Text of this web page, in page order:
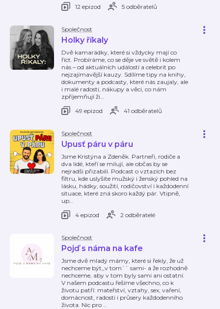
12 epizod
5 odběratelů
Společnost
Holky říkaly
Dvě kamarádky, které si vždycky mají co
říct. Probíráme, co se děje ve světě i kolem
nás – od aktuálních událostí a celebrit po
nejzajímavější kauzy. Sdílíme tipy na knihy,
dokumenty a podcasty, které nás zaujaly, ale
i malé radosti, nákupy a věci, co nám
zpříjemňují ži…
49 epizod
41 odběratelů
Společnost
Upusť páru v páru
Jsme Kristýna a Zdeněk. Partneři, rodiče a
dva lidé, kteří se milují, ale občas by se
nejradši přizabili. Podcast o vztazích bez
filtru, kde uslyšíte mužský i ženský pohled na
lásku, hádky, soužití, rodičovství i každodenní
situace, které zná skoro každý pár. Vtipně,
up…
4 epizod
2 odběratelé
Společnost
Pojď s náma na kafe
Jsme dvě mladý mámy, které si řekly, že už
nechceme být,,v tom`` sami- a že rozhodně
nechceme, aby v tom byly sami ani ostatní.
V našem podcastu řešíme všechno, co k
životu patří: mateřství, vztahy, sex, vaření,
domácnost, radosti i průsery každodenního
života. Nic pro …